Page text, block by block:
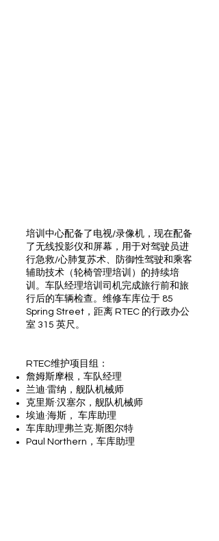
培训中心配备了电视/录像机，现在配备
了无线投影仪和屏幕，用于对驾驶员进
行急救/心肺复苏术、防御性驾驶和乘客
辅助技术（轮椅管理培训）的持续培
训。车队经理培训司机完成旅行前和旅
行后的车辆检查。维修车库位于 85
Spring Street，距离 RTEC 的行政办公
室 315 英尺。
RTEC维护项目组：
詹姆斯摩根，车队经理
兰迪·雷纳，舰队机械师
克里斯·汉塞尔，舰队机械师
埃迪·海斯， 车库助理
车库助理弗兰克·斯图尔特
Paul Northern，车库助理